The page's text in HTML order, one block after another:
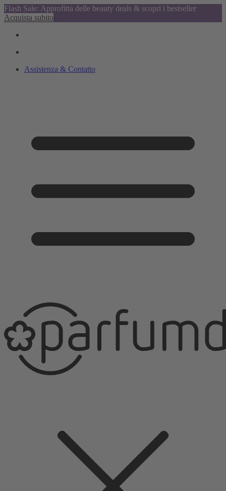
Flash Sale: Approfitta delle beauty deals & scopri i bestseller
Acquista subito
Assistenza & Contatto